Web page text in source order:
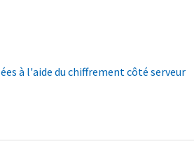
à l'aide du chiffrement côté serveur